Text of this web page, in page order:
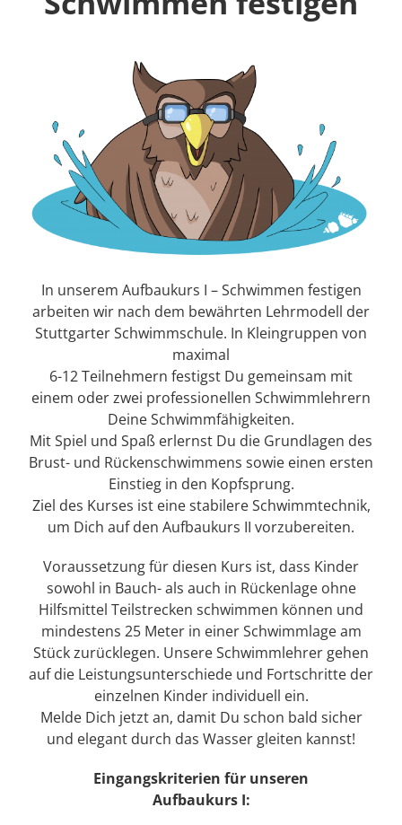
In unserem Aufbaukurs I – Schwimmen festigen
arbeiten wir nach dem bewährten Lehrmodell der
Stuttgarter Schwimmschule. In Kleingruppen von
maximal
6-12 Teilnehmern festigst Du gemeinsam mit
einem oder zwei professionellen Schwimmlehrern
Deine Schwimmfähigkeiten.
Mit Spiel und Spaß erlernst Du die Grundlagen des
Brust- und Rückenschwimmens sowie einen ersten
Einstieg in den Kopfsprung.
Ziel des Kurses ist eine stabilere Schwimmtechnik,
um Dich auf den Aufbaukurs II vorzubereiten.
Voraussetzung für diesen Kurs ist, dass Kinder
sowohl in Bauch- als auch in Rückenlage ohne
Hilfsmittel Teilstrecken schwimmen können und
mindestens 25 Meter in einer Schwimmlage am
Stück zurücklegen. Unsere Schwimmlehrer gehen
auf die Leistungsunterschiede und Fortschritte der
einzelnen Kinder individuell ein.
Melde Dich jetzt an, damit Du schon bald sicher
und elegant durch das Wasser gleiten kannst!
Eingangskriterien für unseren
Aufbaukurs I: